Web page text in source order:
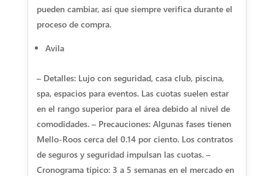
pueden cambiar, así que siempre verifica durante el
proceso de compra.
Avila
– Detalles: Lujo con seguridad, casa club, piscina,
spa, espacios para eventos. Las cuotas suelen estar
en el rango superior para el área debido al nivel de
comodidades. – Precauciones: Algunas fases tienen
Mello-Roos cerca del 0.14 por ciento. Los contratos
de seguros y seguridad impulsan las cuotas. –
Cronograma típico: 3 a 5 semanas en el mercado en